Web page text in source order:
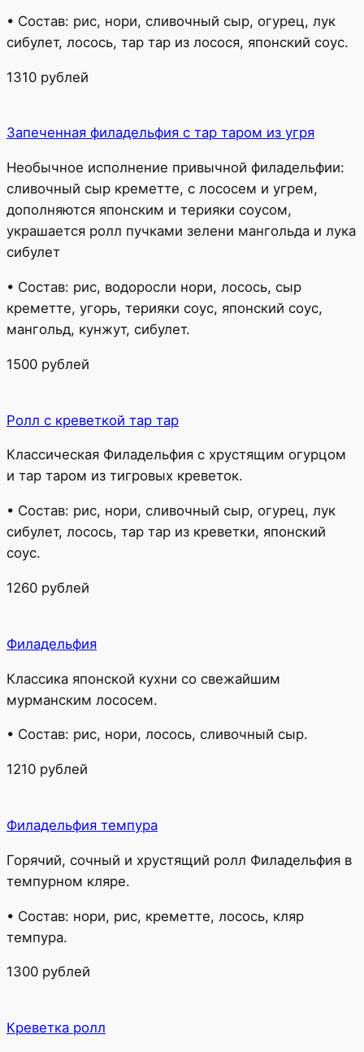
• Состав: рис, нори, сливочный сыр, огурец, лук
сибулет, лосось, тар тар из лосося, японский соус.
1310 рублей
Запеченная филадельфия с тар таром из угря
Необычное исполнение привычной филадельфии:
сливочный сыр креметте, с лососем и угрем,
дополняются японским и терияки соусом,
украшается ролл пучками зелени мангольда и лука
сибулет
• Состав: рис, водоросли нори, лосось, сыр
креметте, угорь, терияки соус, японский соус,
мангольд, кунжут, сибулет.
1500 рублей
Ролл с креветкой тар тар
Классическая Филадельфия с хрустящим огурцом
и тар таром из тигровых креветок.
• Состав: рис, нори, сливочный сыр, огурец, лук
сибулет, лосось, тар тар из креветки, японский
соус.
1260 рублей
Филадельфия
Классика японской кухни со свежайшим
мурманским лососем.
• Состав: рис, нори, лосось, сливочный сыр.
1210 рублей
Филадельфия темпура
Горячий, сочный и хрустящий ролл Филадельфия в
темпурном кляре.
• Состав: нори, рис, креметте, лосось, кляр
темпура.
1300 рублей
Креветка ролл